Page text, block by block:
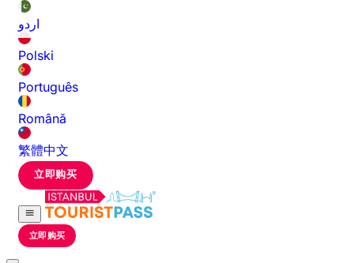
اردو
Polski
Português
Română
繁體中文
立即购买
立即购买